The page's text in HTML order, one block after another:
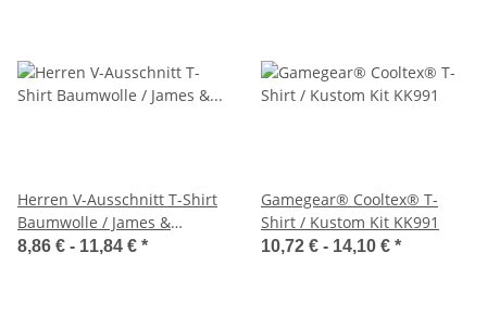
Herren V-Ausschnitt T-Shirt
Baumwolle / James &
Nicholson JN912
8,86 € - 11,84 € *
Gamegear® Cooltex® T-
Shirt / Kustom Kit KK991
10,72 € - 14,10 € *